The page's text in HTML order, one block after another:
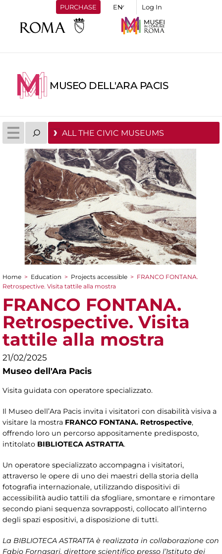
PURCHASE Log In
MUSEO DELL'ARA PACIS
ALL THE CIVIC MUSEUMS
You are here
Home > Education > Projects accessible > FRANCO FONTANA.
Retrospective. Visita tattile alla mostra
FRANCO FONTANA.
Retrospective. Visita
tattile alla mostra
21/02/2025
Museo dell'Ara Pacis
Visita guidata con operatore specializzato.
Il Museo dell’Ara Pacis invita i visitatori con disabilità visiva a
visitare la mostra FRANCO FONTANA. Retrospective,
offrendo loro un percorso appositamente predisposto,
intitolato BIBLIOTECA ASTRATTA.
Un operatore specializzato accompagna i visitatori,
attraverso le opere di uno dei maestri della storia della
fotografia internazionale, utilizzando dispositivi di
accessibilità audio tattili da sfogliare, smontare e rimontare
secondo piani sequenza sovrapposti, collocato all’interno
degli spazi espositivi, a disposizione di tutti.
La BIBLIOTECA ASTRATTA è realizzata in collaborazione con
Fabio Fornasari, direttore scientifico presso l’Istituto dei